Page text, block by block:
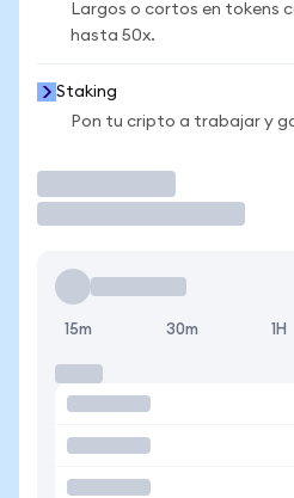
Largos o cortos en tokens
hasta 50x.
Staking
Pon tu cripto a trabajar y
15m 30m 1H